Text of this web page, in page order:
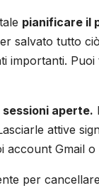
pianificare il
salvato tutto
importanti.
aperte.
attive
Gmail
per